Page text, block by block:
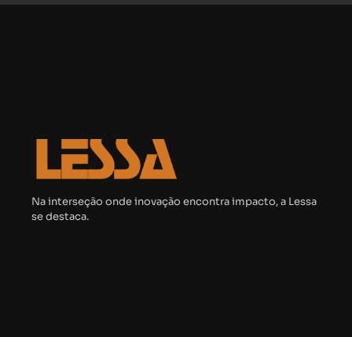
Na interseção onde inovação encontra impacto, a Lessa
se destaca.